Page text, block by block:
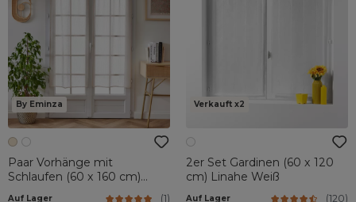
By Eminza
Paar Vorhänge mit
Schlaufen (60 x 160 cm)
Auf Lager (1)
Verkauft x2
2er Set Gardinen (60 x 120
cm) Linahe Weiß
Auf Lager (120)